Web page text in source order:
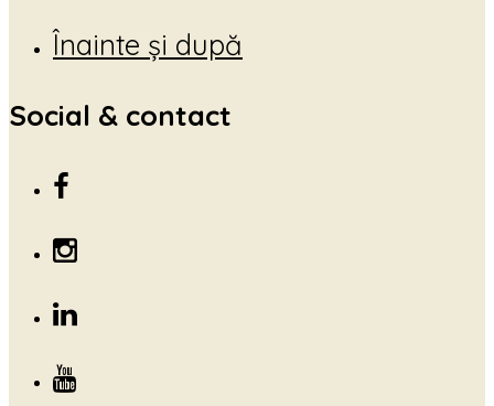
Înainte și după
Social & contact